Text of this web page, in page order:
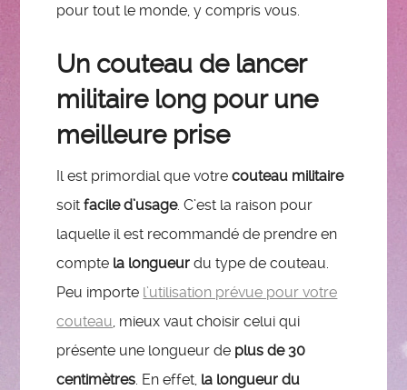
pour tout le monde, y compris vous.
Un couteau de lancer
militaire long pour une
meilleure prise
Il est primordial que votrecouteau militaire
soitfacile d’usage. C’est la raison pour
laquelle il est recommandé de prendre en
compte la longueurdu type de couteau.
Peu importe l’utilisation prévue pour votre
couteau, mieux vaut choisir celui qui
présente une longueur de plus de 30
centimètres. En effet, la longueur du